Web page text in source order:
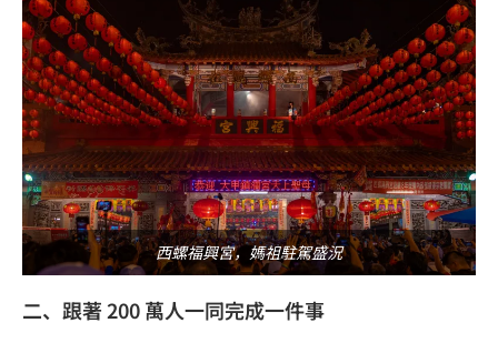
西螺福興宮，媽祖駐駕盛況
二、跟著 200 萬人一同完成一件事